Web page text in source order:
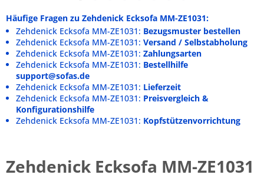
Häufige Fragen zu Zehdenick Ecksofa MM-ZE1031:
Zehdenick Ecksofa MM-ZE1031: Bezugsmuster bestellen
Zehdenick Ecksofa MM-ZE1031: Versand / Selbstabholung
Zehdenick Ecksofa MM-ZE1031: Zahlungsarten
Zehdenick Ecksofa MM-ZE1031: Bestellhilfe
support@sofas.de
Zehdenick Ecksofa MM-ZE1031: Lieferzeit
Zehdenick Ecksofa MM-ZE1031: Preisvergleich &
Konfigurationshilfe
Zehdenick Ecksofa MM-ZE1031: Kopfstützenvorrichtung
Zehdenick Ecksofa MM-ZE1031